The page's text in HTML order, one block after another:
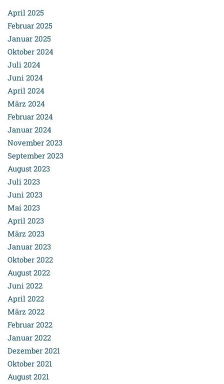
April 2025
Februar 2025
Januar 2025
Oktober 2024
Juli 2024
Juni 2024
April 2024
März 2024
Februar 2024
Januar 2024
November 2023
September 2023
August 2023
Juli 2023
Juni 2023
Mai 2023
April 2023
März 2023
Januar 2023
Oktober 2022
August 2022
Juni 2022
April 2022
März 2022
Februar 2022
Januar 2022
Dezember 2021
Oktober 2021
August 2021